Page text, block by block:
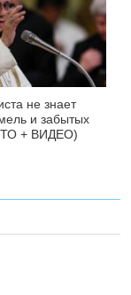
не знает
и забытых
+ ВИДЕО)